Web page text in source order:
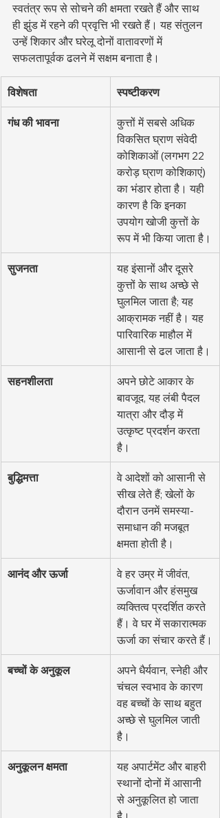
स्वतंत्र रूप से सोचने की क्षमता रखते हैं और साथ
ही झुंड में रहने की प्रवृत्ति भी रखते हैं। यह संतुलन
उन्हें शिकार और घरेलू दोनों वातावरणों में
सफलतापूर्वक ढलने में सक्षम बनाता है।
विशेषता स्पष्टीकरण
गंध की भावना
कुत्तों में सबसे अधिक
विकसित घ्राण संवेदी
कोशिकाओं (लगभग 22
करोड़ घ्राण कोशिकाएं)
का भंडार होता है। यही
कारण है कि इनका
उपयोग खोजी कुत्तों के
रूप में भी किया जाता है।
सुजनता
यह इंसानों और दूसरे
कुत्तों के साथ अच्छे से
घुलमिल जाता है; यह
आक्रामक नहीं है। यह
पारिवारिक माहौल में
आसानी से ढल जाता है।
सहनशीलता
अपने छोटे आकार के
बावजूद, यह लंबी पैदल
यात्रा और दौड़ में
उत्कृष्ट प्रदर्शन करता
है।
बुद्धिमत्ता
वे आदेशों को आसानी से
सीख लेते हैं; खेलों के
दौरान उनमें समस्या-
समाधान की मजबूत
क्षमता होती है।
आनंद और ऊर्जा
वे हर उम्र में जीवंत,
ऊर्जावान और हंसमुख
व्यक्तित्व प्रदर्शित करते
हैं। वे घर में सकारात्मक
ऊर्जा का संचार करते हैं।
बच्चों के अनुकूल
अपने धैर्यवान, स्नेही और
चंचल स्वभाव के कारण
वह बच्चों के साथ बहुत
अच्छे से घुलमिल जाती
है।
अनुकूलन क्षमता
यह अपार्टमेंट और बाहरी
स्थानों दोनों में आसानी
से अनुकूलित हो जाता